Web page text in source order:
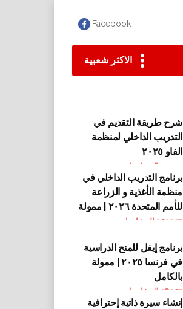
Facebook
الاكثر شعبية
شرح طريقة التقديم في
التدريب الداخلي لمنظمة
الفاو ٢٠٢٥
30920 المشاهدات
برنامج التدريب الداخلي في
منظمة الأغذية و الزراعة
للأمم المتحدة ٢٠٢٦ | ممولة
بالكامل
201227 المشاهدات
برنامج إيفل للمنح الدراسية
في فرنسا ٢٠٢٥ | ممولة
بالكامل
18207 المشاهدات
إنشاء سيرة ذاتية إحترافية